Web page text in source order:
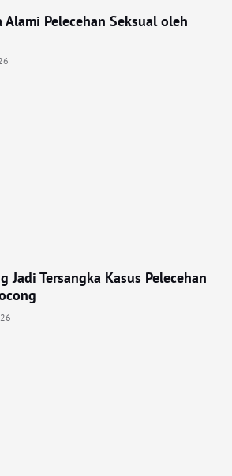
Pelecehan Seksual oleh
Jadi Tersangka Kasus Pelecehan